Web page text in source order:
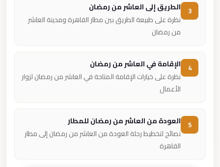
الطريق إلى العاشر من رمضان
نظرة على طبيعة الطريق بين مطار القاهرة ومدينة العاشر
من رمضان
الإقامة في العاشر من رمضان
نظرة على خيارات الإقامة المتاحة في العاشر من رمضان لزوار
الأعمال
العودة من العاشر من رمضان للمطار
نصائح لتخطيط رحلة العودة من العاشر من رمضان إلى مطار
القاهرة